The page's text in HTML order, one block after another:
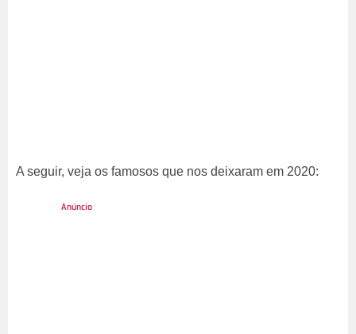
A seguir, veja os famosos que nos deixaram em 2020: